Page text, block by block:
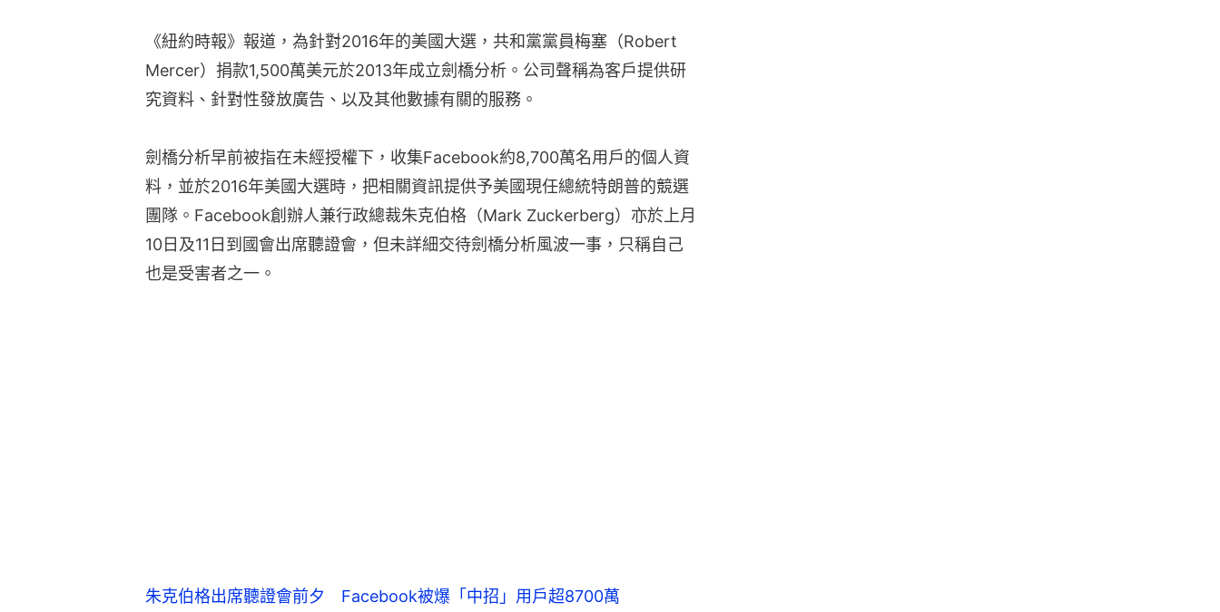
《紐約時報》報道，為針對2016年的美國大選，共和黨黨員梅塞（Robert
Mercer）捐款1,500萬美元於2013年成立劍橋分析。公司聲稱為客戶提供研
究資料、針對性發放廣告、以及其他數據有關的服務。
劍橋分析早前被指在未經授權下，收集Facebook約8,700萬名用戶的個人資
料，並於2016年美國大選時，把相關資訊提供予美國現任總統特朗普的競選
團隊。Facebook創辦人兼行政總裁朱克伯格（Mark Zuckerberg）亦於上月
10日及11日到國會出席聽證會，但未詳細交待劍橋分析風波一事，只稱自己
也是受害者之一。
朱克伯格出席聽證會前夕 Facebook被爆「中招」用戶超8700萬